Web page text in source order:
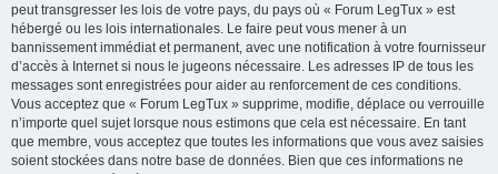
peut transgresser les lois de votre pays, du pays où « Forum LegTux » est
hébergé ou les lois internationales. Le faire peut vous mener à un
bannissement immédiat et permanent, avec une notification à votre fournisseur
d’accès à Internet si nous le jugeons nécessaire. Les adresses IP de tous les
messages sont enregistrées pour aider au renforcement de ces conditions.
Vous acceptez que « Forum LegTux » supprime, modifie, déplace ou verrouille
n’importe quel sujet lorsque nous estimons que cela est nécessaire. En tant
que membre, vous acceptez que toutes les informations que vous avez saisies
soient stockées dans notre base de données. Bien que ces informations ne